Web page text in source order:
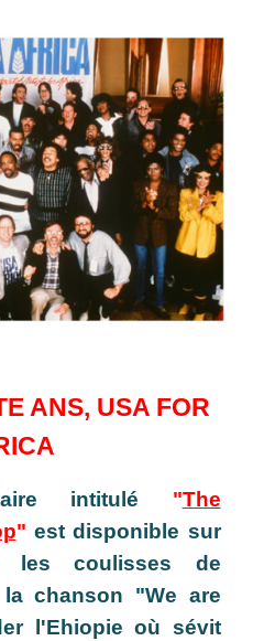
ANS, USA FOR
intitulé "The
" est disponible sur
les coulisses de
la chanson "We are
l'Ehiopie où sévit